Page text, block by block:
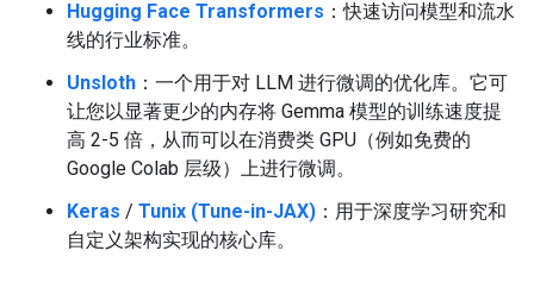
Hugging Face Transformers ：快速访问模型和流水
线的行业标准。
Unsloth ：一个用于对 LLM 进行微调的优化库。它可
让您以显著更少的内存将 Gemma 模型的训练速度提
高 2-5 倍，从而可以在消费类 GPU（例如免费的
Google Colab 层级）上进行微调。
Keras / Tunix (Tune-in-JAX) ：用于深度学习研究和
自定义架构实现的核心库。